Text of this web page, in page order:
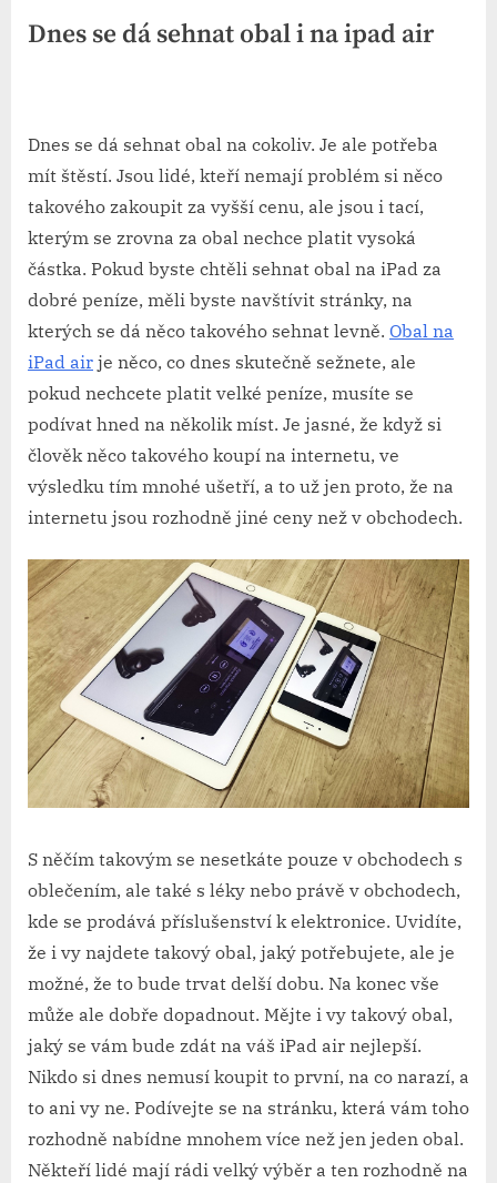
Dnes se dá sehnat obal i na ipad air
Dnes se dá sehnat obal na cokoliv. Je ale potřeba
mít štěstí. Jsou lidé, kteří nemají problém si něco
takového zakoupit za vyšší cenu, ale jsou i tací,
kterým se zrovna za obal nechce platit vysoká
částka. Pokud byste chtěli sehnat obal na iPad za
dobré peníze, měli byste navštívit stránky, na
kterých se dá něco takového sehnat levně. Obal na
iPad air je něco, co dnes skutečně sežnete, ale
pokud nechcete platit velké peníze, musíte se
podívat hned na několik míst. Je jasné, že když si
člověk něco takového koupí na internetu, ve
výsledku tím mnohé ušetří, a to už jen proto, že na
internetu jsou rozhodně jiné ceny než v obchodech.
S něčím takovým se nesetkáte pouze v obchodech s
oblečením, ale také s léky nebo právě v obchodech,
kde se prodává příslušenství k elektronice. Uvidíte,
že i vy najdete takový obal, jaký potřebujete, ale je
možné, že to bude trvat delší dobu. Na konec vše
může ale dobře dopadnout. Mějte i vy takový obal,
jaký se vám bude zdát na váš iPad air nejlepší.
Nikdo si dnes nemusí koupit to první, na co narazí, a
to ani vy ne. Podívejte se na stránku, která vám toho
rozhodně nabídne mnohem více než jen jeden obal.
Někteří lidé mají rádi velký výběr a ten rozhodně na